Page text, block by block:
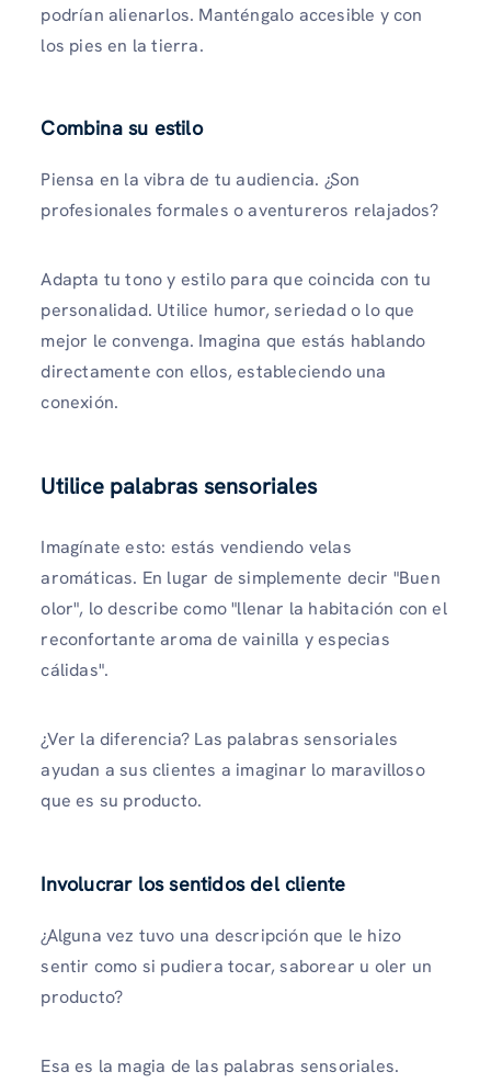
podrían alienarlos. Manténgalo accesible y con
los pies en la tierra.
Combina su estilo
Piensa en la vibra de tu audiencia. ¿Son
profesionales formales o aventureros relajados?
Adapta tu tono y estilo para que coincida con tu
personalidad. Utilice humor, seriedad o lo que
mejor le convenga. Imagina que estás hablando
directamente con ellos, estableciendo una
conexión.
Utilice palabras sensoriales
Imagínate esto: estás vendiendo velas
aromáticas. En lugar de simplemente decir "Buen
olor", lo describe como "llenar la habitación con el
reconfortante aroma de vainilla y especias
cálidas".
¿Ver la diferencia? Las palabras sensoriales
ayudan a sus clientes a imaginar lo maravilloso
que es su producto.
Involucrar los sentidos del cliente
¿Alguna vez tuvo una descripción que le hizo
sentir como si pudiera tocar, saborear u oler un
producto?
Esa es la magia de las palabras sensoriales.